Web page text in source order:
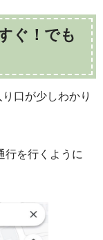
ぐ！でも
口が少しわかり
行を行くように